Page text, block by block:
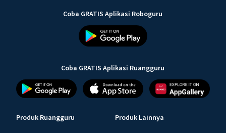
Coba GRATIS Aplikasi Roboguru
Coba GRATIS Aplikasi Ruangguru
Produk Ruangguru Produk Lainnya